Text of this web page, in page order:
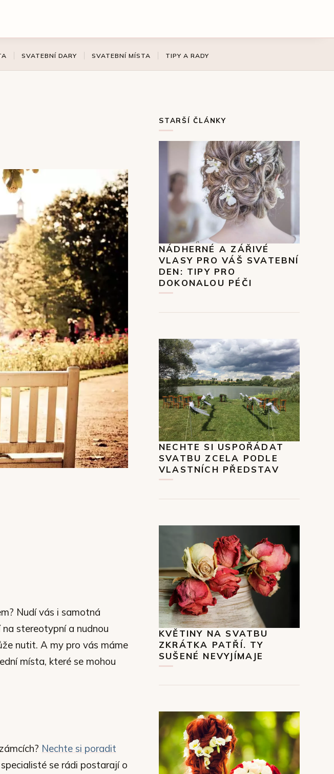
SVATEBNÍ DARY SVATEBNÍ MÍSTA TIPY A RADY
Nudí vás i samotná
stereotypní a nudnou
nutit. A my pro vás máme
místa, které se mohou
Nechte si poradit
se rádi postarají o
STARŠÍ ČLÁNKY
NÁDHERNÉ A ZÁŘIVÉ
VLASY PRO VÁŠ SVATEBNÍ
DEN: TIPY PRO
DOKONALOU PÉČI
NECHTE SI USPOŘÁDAT
SVATBU ZCELA PODLE
VLASTNÍCH PŘEDSTAV
KVĚTINY NA SVATBU
ZKRÁTKA PATŘÍ. TY
SUŠENÉ NEVYJÍMAJE